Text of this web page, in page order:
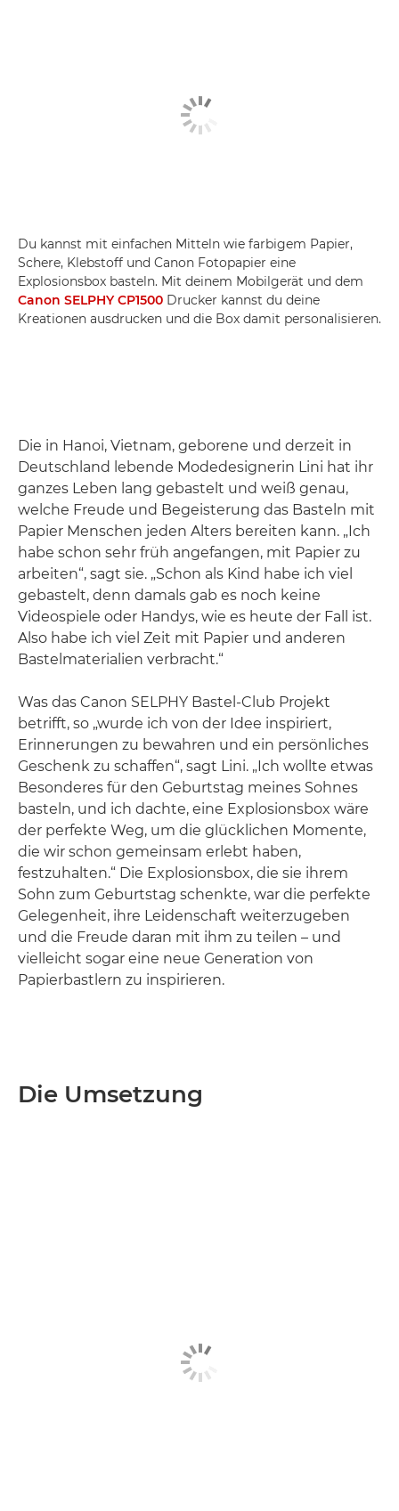
Du kannst mit einfachen Mitteln wie farbigem Papier,
Schere, Klebstoff und Canon Fotopapier eine
Explosionsbox basteln. Mit deinem Mobilgerät und dem
Canon SELPHY CP1500 Drucker kannst du deine
Kreationen ausdrucken und die Box damit personalisieren.
Die in Hanoi, Vietnam, geborene und derzeit in
Deutschland lebende Modedesignerin Lini hat ihr
ganzes Leben lang gebastelt und weiß genau,
welche Freude und Begeisterung das Basteln mit
Papier Menschen jeden Alters bereiten kann. „Ich
habe schon sehr früh angefangen, mit Papier zu
arbeiten“, sagt sie. „Schon als Kind habe ich viel
gebastelt, denn damals gab es noch keine
Videospiele oder Handys, wie es heute der Fall ist.
Also habe ich viel Zeit mit Papier und anderen
Bastelmaterialien verbracht.“
Was das Canon SELPHY Bastel-Club Projekt
betrifft, so „wurde ich von der Idee inspiriert,
Erinnerungen zu bewahren und ein persönliches
Geschenk zu schaffen“, sagt Lini. „Ich wollte etwas
Besonderes für den Geburtstag meines Sohnes
basteln, und ich dachte, eine Explosionsbox wäre
der perfekte Weg, um die glücklichen Momente,
die wir schon gemeinsam erlebt haben,
festzuhalten.“ Die Explosionsbox, die sie ihrem
Sohn zum Geburtstag schenkte, war die perfekte
Gelegenheit, ihre Leidenschaft weiterzugeben
und die Freude daran mit ihm zu teilen – und
vielleicht sogar eine neue Generation von
Papierbastlern zu inspirieren.
Die Umsetzung